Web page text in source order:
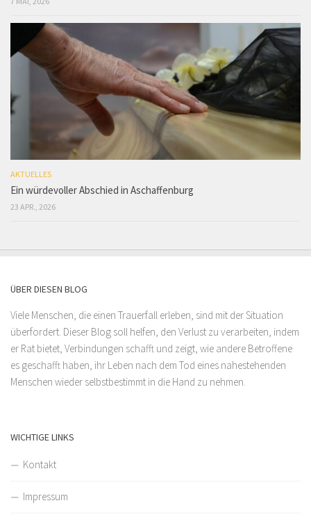
AKTUELLES
Ein würdevoller Abschied in Aschaffenburg
23 APR., 2026
ÜBER DIESEN BLOG
Viele Menschen, die einen Trauerfall erleben, sind mit der Situation
überfordert. Dieser Blog soll helfen, den Verlust zu verarbeiten, indem
er Rat bietet, Verbindungen schafft und zeigt, wie andere Betroffene
es geschafft haben, ihr Leben nach dem Tod eines nahestehenden
Menschen wieder selbstbestimmt in die Hand zu nehmen.
WICHTIGE LINKS
Kontakt
Impressum